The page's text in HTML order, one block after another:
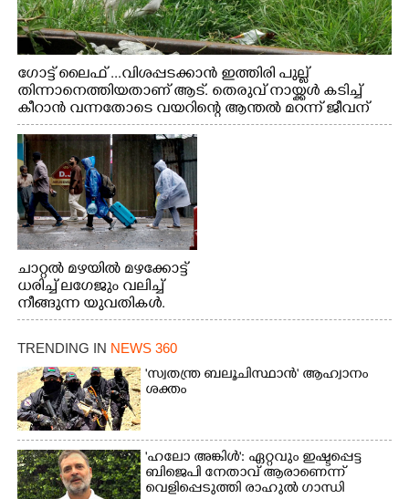
ഗോട്ട് ലൈഫ് ...വിശപ്പടക്കാൻ ഇത്തിരി പുല്ല്
തിന്നാനെത്തിയതാണ് ആട്. തെരുവ് നായ്ക്കൾ കടിച്ച്
കീറാൻ വന്നതോടെ വയറിന്റെ ആന്തൽ മറന്ന് ജീവന്
വേണ്ടിയായി ഓട്ടം. എറണാകുളം വാത്തുരുത്തിയിൽ
നിന്നുള്ള കാഴ്ച
ചാറ്റൽ മഴയിൽ മഴക്കോട്ട്
ധരിച്ച് ലഗേജും വലിച്ച്
നീങ്ങുന്ന യുവതികൾ.
എറണാകുളം മേനകയിൽ
നിന്നുള്ള കാഴ്ച
TRENDING IN NEWS 360
'സ്വതന്ത്ര ബലൂചിസ്ഥാൻ' ആഹ്വാനം
ശക്തം
'ഹലോ അങ്കിൾ': ഏറ്റവും ഇഷ്ടപ്പെട്ട
ബിജെപി നേതാവ് ആരാണെന്ന്
വെളിപ്പെടുത്തി രാഹുൽ ഗാന്ധി